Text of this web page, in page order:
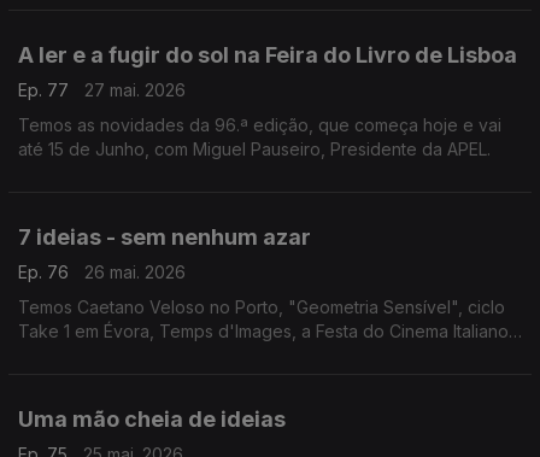
A ler e a fugir do sol na Feira do Livro de Lisboa
Ep. 77
27 mai. 2026
Temos as novidades da 96.ª edição, que começa hoje e vai
até 15 de Junho, com Miguel Pauseiro, Presidente da APEL.
7 ideias - sem nenhum azar
Ep. 76
26 mai. 2026
Temos Caetano Veloso no Porto, "Geometria Sensível", ciclo
Take 1 em Évora, Temps d'Images, a Festa do Cinema Italiano
Uma mão cheia de ideias